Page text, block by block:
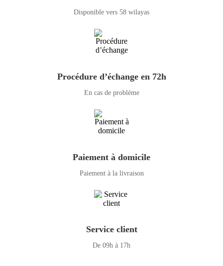
Disponible vers 58 wilayas
Procédure d’échange en 72h
En cas de problème
Paiement à domicile
Paiement à la livraison
Service client
De 09h à 17h